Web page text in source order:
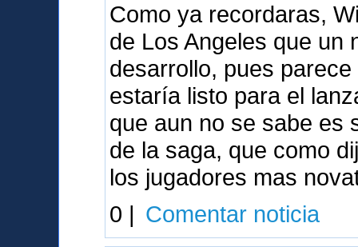
Como ya recordaras,
de Los Angeles que un
desarrollo, pues
estaría listo para el
que aun no se sabe es
de la saga, que como
los jugadores mas
0 | Comentar noticia